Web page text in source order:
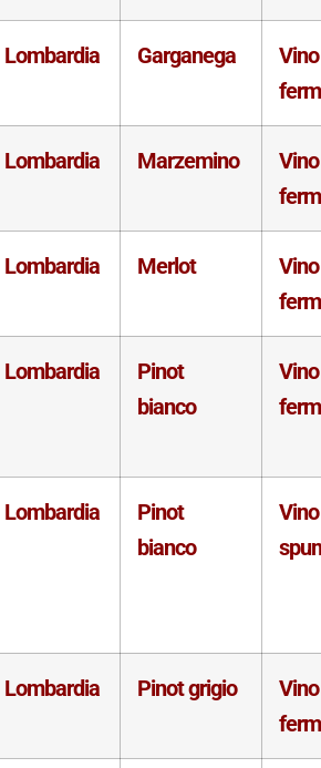
Lombardia Garganega
Vino
Lombardia Marzemino
Vino
Lombardia Merlot
Vino
Lombardia
Pinot
bianco
Vino
Lombardia
Pinot
bianco
Vino
Lombardia Pinot grigio
Vino